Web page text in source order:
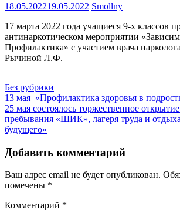
18.05.202219.05.2022 Smollny
17 марта 2022 года учащиеся 9-х классов
антинаркотическом мероприятии
Профилактика» с участием врача
Рычиной Л.Ф.
Без рубрики
Навигация
по
записям
13 мая «Профилактика здоровья в
25 мая состоялось торжественное
пребывания «ШИК», лагеря труда и
будущего»
Добавить комментарий
Ваш адрес email не будет опубликован.
помечены *
Комментарий *